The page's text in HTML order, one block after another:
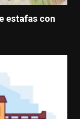
estafas con